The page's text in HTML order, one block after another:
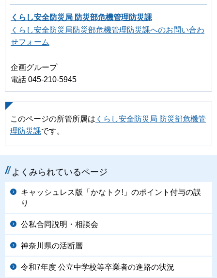
くらし安全防災局 防災部危機管理防災課
くらし安全防災局防災部危機管理防災課へのお問い合わ
せフォーム
企画グループ
電話 045-210-5945
このページの所管所属は くらし安全防災局 防災部危機管
理防災課です。
よくみられているページ
キャッシュレス版「かなトク!」のポイント付与の誤
り
公私合同説明・相談会
神奈川県の活断層
令和7年度 公立中学校等卒業者の進路の状況